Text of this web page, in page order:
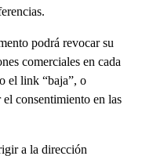
podrá revocar su
comerciales en cada
el link “baja”, o
consentimiento en las
a la dirección